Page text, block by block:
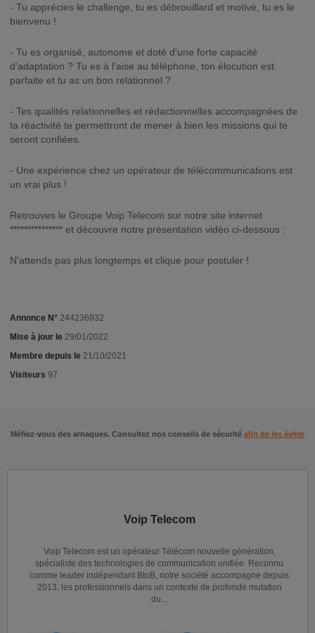
- Tu apprécies le challenge, tu es débrouillard et motivé, tu es le
bienvenu !
- Tu es organisé, autonome et doté d'une forte capacité
d'adaptation ? Tu es à l'aise au téléphone, ton élocution est
parfaite et tu as un bon relationnel ?
- Tes qualités relationnelles et rédactionnelles accompagnées de
ta réactivité te permettront de mener à bien les missions qui te
seront confiées.
- Une expérience chez un opérateur de télécommunications est
un vrai plus !
Retrouves le Groupe Voip Telecom sur notre site internet
*************** et découvre notre présentation vidéo ci-dessous :
N'attends pas plus longtemps et clique pour postuler !
Annonce N° 244236932
Mise à jour le 29/01/2022
Membre depuis le 21/10/2021
Visiteurs 97
Méfiez-vous des arnaques. Consultez nos conseils de sécurité afin de les éviter
Voip Telecom
Voip Telecom est un opérateur Télécom nouvelle génération,
spécialiste des technologies de communication unifiée. Reconnu
comme leader indépendant BtoB, notre société accompagne depuis
2013, les professionnels dans un contexte de profonde mutation
du...